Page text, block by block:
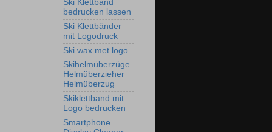
Ski Klettband
bedrucken lassen
Ski Klettbänder
mit Logodruck
Ski wax met logo
Skihelmüberzüge
Helmüberzieher
Helmüberzug
Skiklettband mit
Logo bedrucken
Smartphone